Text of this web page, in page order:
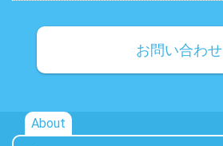
お問い合わせ
About